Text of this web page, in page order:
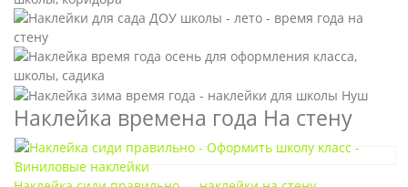
Наклейка времена года На стену